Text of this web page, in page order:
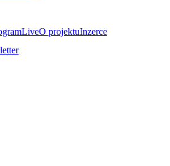
LiveO projektuInzerce